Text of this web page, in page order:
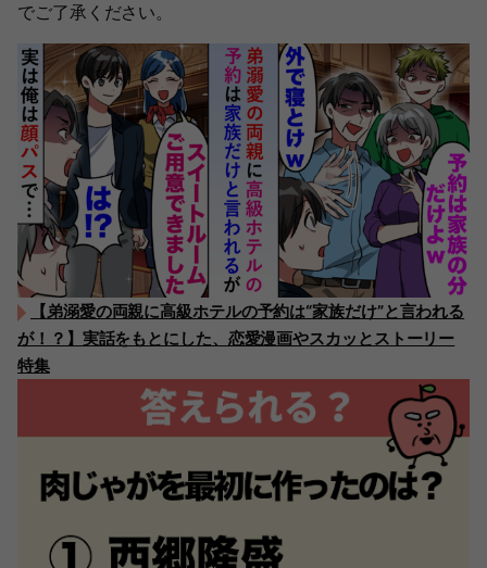
でご了承ください。
【弟溺愛の両親に高級ホテルの予約は“家族だけ”と言われる
が！？】実話をもとにした、恋愛漫画やスカッとストーリー
特集